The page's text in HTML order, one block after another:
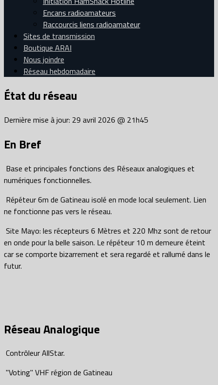
Encans radioamateurs
Raccourcis liens radioamateur
Sites de transmission
Boutique ARAI
Nous joindre
Réseau hebdomadaire
État du réseau
Dernière mise à jour: 29 avril 2026 @ 21h45
En Bref
Base et principales fonctions des Réseaux analogiques et
numériques fonctionnelles.
Répéteur 6m de Gatineau isolé en mode local seulement. Lien
ne fonctionne pas vers le réseau.
Site Mayo: les récepteurs 6 Mètres et 220 Mhz sont de retour
en onde pour la belle saison. Le répéteur 10 m demeure éteint
car se comporte bizarrement et sera regardé et rallumé dans le
futur.
Réseau Analogique
Contrôleur AllStar.
"Voting" VHF région de Gatineau